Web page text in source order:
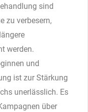
sind
zu verbesern,
werden.
und
ist zur Stärkung
unerlässlich. Es
über